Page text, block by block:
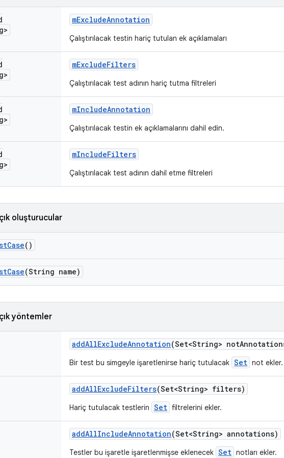
mExcludeAnnotation
Çalıştırılacak testin hariç tutulan ek açıklamaları
mExcludeFilters
Çalıştırılacak test adının hariç tutma filtreleri
mIncludeAnnotation
Çalıştırılacak testin ek açıklamalarını dahil edin.
mIncludeFilters
Çalıştırılacak test adının dahil etme filtreleri
oluşturucular
Case()
Case(String name)
yöntemler
addAllExcludeAnnotation(Set<String> not
Bir test bu simgeyle işaretlenirse hariç tutulacak Set not ekler.
addAllExcludeFilters(Set<String> filters)
Hariç tutulacak testlerin Set filtrelerini ekler.
addAllIncludeAnnotation(Set<String> annotations)
Testler bu işaretle işaretlenmişse eklenecek Set notları ekler.